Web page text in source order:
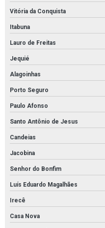
Vitória da Conquista
Itabuna
Lauro de Freitas
Jequié
Alagoinhas
Porto Seguro
Paulo Afonso
Santo Antônio de Jesus
Candeias
Jacobina
Senhor do Bonfim
Luís Eduardo Magalhães
Irecê
Casa Nova